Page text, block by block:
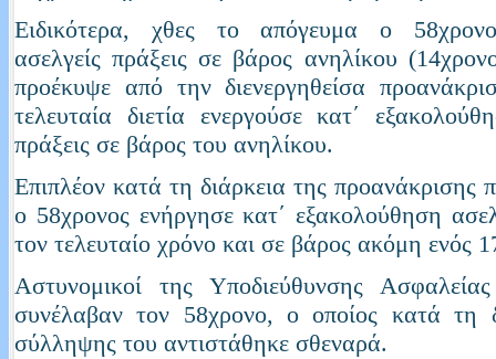
Ειδικότερα, χθες το απόγευμα ο
ασελγείς πράξεις σε βάρος ανηλίκου
προέκυψε από την διενεργηθείσα
τελευταία διετία ενεργούσε κατ΄
πράξεις σε βάρος του ανηλίκου.
Επιπλέον κατά τη διάρκεια της προανάκρισης
ο 58χρονος ενήργησε κατ΄ εξακολούθηση
τον τελευταίο χρόνο και σε βάρος ακόμη ενός
Αστυνομικοί της Υποδιεύθυνσης
συνέλαβαν τον 58χρονο, ο οποίος κατά τη
σύλληψης του αντιστάθηκε σθεναρά.